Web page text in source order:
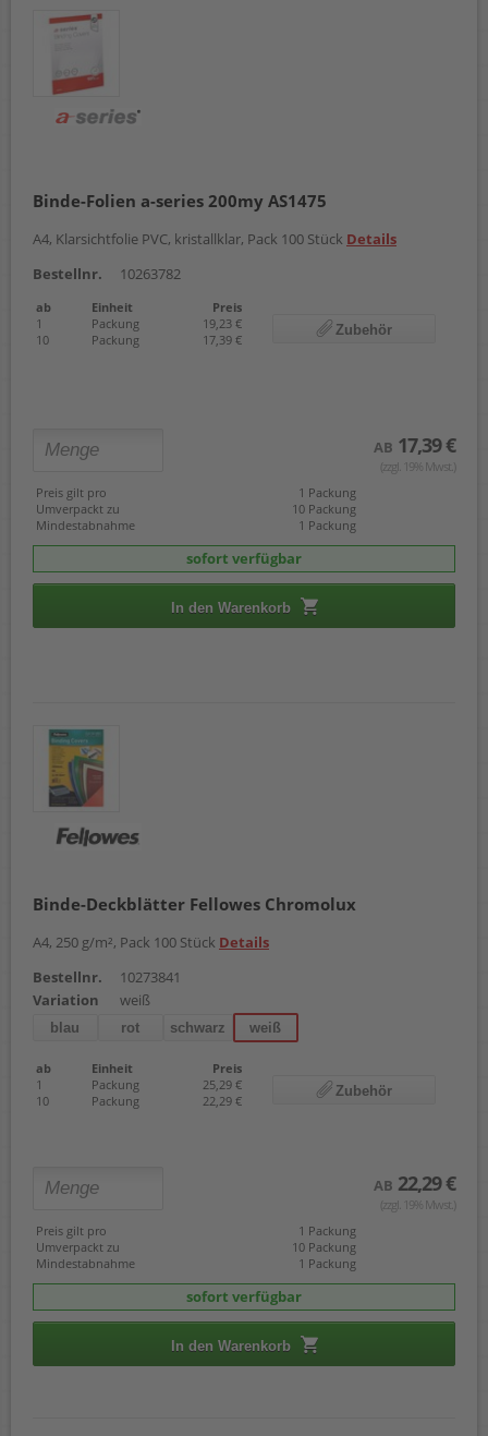
Binde-Folien a-series 200my AS1475
A4, Klarsichtfolie PVC, kristallklar, Pack 100 Stück Details
Bestellnr.
10263782
ab Einheit
Preis
1
Packung
19,23 €
10
Packung 17,39 €
Zubehör
AB 17,39 €
(zzgl. 19% Mwst.)
Preis gilt pro
1 Packung
Umverpackt zu
10 Packung
Mindestabnahme
1 Packung
sofort verfügbar
In den Warenkorb
Binde-Deckblätter Fellowes Chromolux
A4, 250 g/m², Pack 100 Stück Details
Bestellnr.
10273841
Variation
weiß
blau rot schwarz weiß
ab Einheit
Preis
1
Packung
25,29 €
10
Packung 22,29 €
Zubehör
AB 22,29 €
(zzgl. 19% Mwst.)
Preis gilt pro
1 Packung
Umverpackt zu
10 Packung
Mindestabnahme
1 Packung
sofort verfügbar
In den Warenkorb